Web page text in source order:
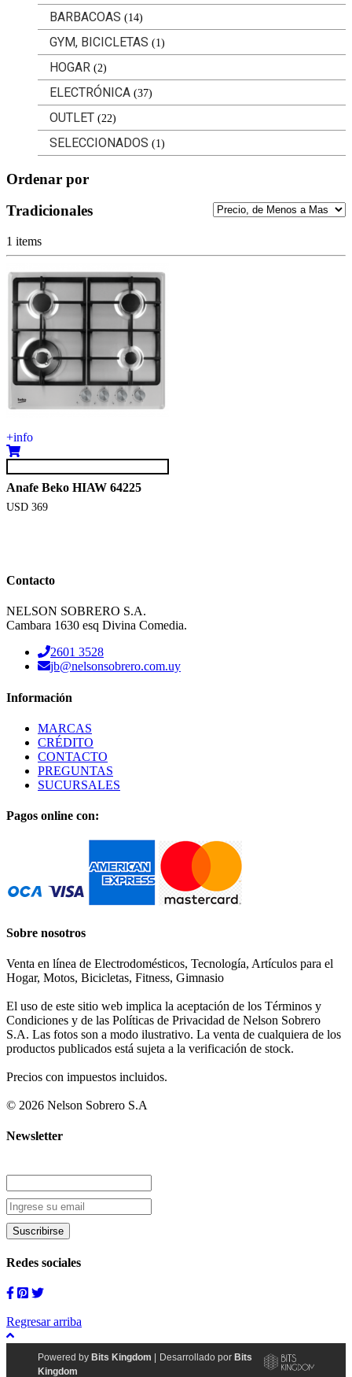
BARBACOAS (14)
GYM, BICICLETAS (1)
HOGAR (2)
ELECTRÓNICA (37)
OUTLET (22)
SELECCIONADOS (1)
Ordenar por
Tradicionales
1 items
+info
Anafe Beko HIAW 64225
USD 369
Contacto
NELSON SOBRERO S.A.
Cambara 1630 esq Divina Comedia.
2601 3528
jb@nelsonsobrero.com.uy
Información
MARCAS
CRÉDITO
CONTACTO
PREGUNTAS
SUCURSALES
Pagos online con:
Sobre nosotros
Venta en línea de Electrodomésticos, Tecnología, Artículos para el
Hogar, Motos, Bicicletas, Fitness, Gimnasio
El uso de este sitio web implica la aceptación de los Términos y
Condiciones y de las Políticas de Privacidad de Nelson Sobrero
S.A. Las fotos son a modo ilustrativo. La venta de cualquiera de los
productos publicados está sujeta a la verificación de stock.
Precios con impuestos incluidos.
© 2026 Nelson Sobrero S.A
Newsletter
Redes sociales
Regresar arriba
Powered by Bits Kingdom Desarrollado por Bits
Kingdom